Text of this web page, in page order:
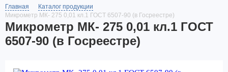
Главная
Каталог продукции
Микрометр МК- 275 0,01 кл.1 ГОСТ 6507-90 (в Госреестре)
Микрометр МК- 275 0,01 кл.1 ГОСТ
6507-90 (в Госреестре)